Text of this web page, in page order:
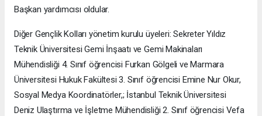
Başkan yardımcısı oldular.
Diğer Gençlik Kolları yönetim kurulu üyeleri: Sekreter Yıldız
Teknik Üniversitesi Gemi İnşaatı ve Gemi Makinaları
Mühendisliği 4. Sınıf öğrencisi Furkan Gölgeli ve Marmara
Üniversitesi Hukuk Fakültesi 3. Sınıf öğrencisi Emine Nur Okur,
Sosyal Medya Koordinatörler,; İstanbul Teknik Üniversitesi
Deniz Ulaştırma ve İşletme Mühendisliği 2. Sınıf öğrencisi Vefa